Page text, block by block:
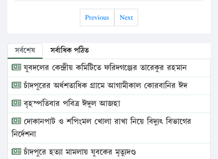
Previous Next
সর্বশেষ সর্বাধিক পঠিত
যুবদলের কেন্দ্রীয় কমিটিতে ফরিদগঞ্জের তারেকুর রহমান
চাঁদপুরের অর্ধশতাধিক গ্রামে আগামীকাল কোরবানির ঈদ
বৃহস্পতিবার পবিত্র ঈদুল আজহা
দোকানপাট ও শপিংমল খোলা রাখা নিয়ে বিদ্যুৎ বিভাগের
নির্দেশনা
চাঁদপুরে হত্যা মামলায় যুবকের মৃত্যুদণ্ড